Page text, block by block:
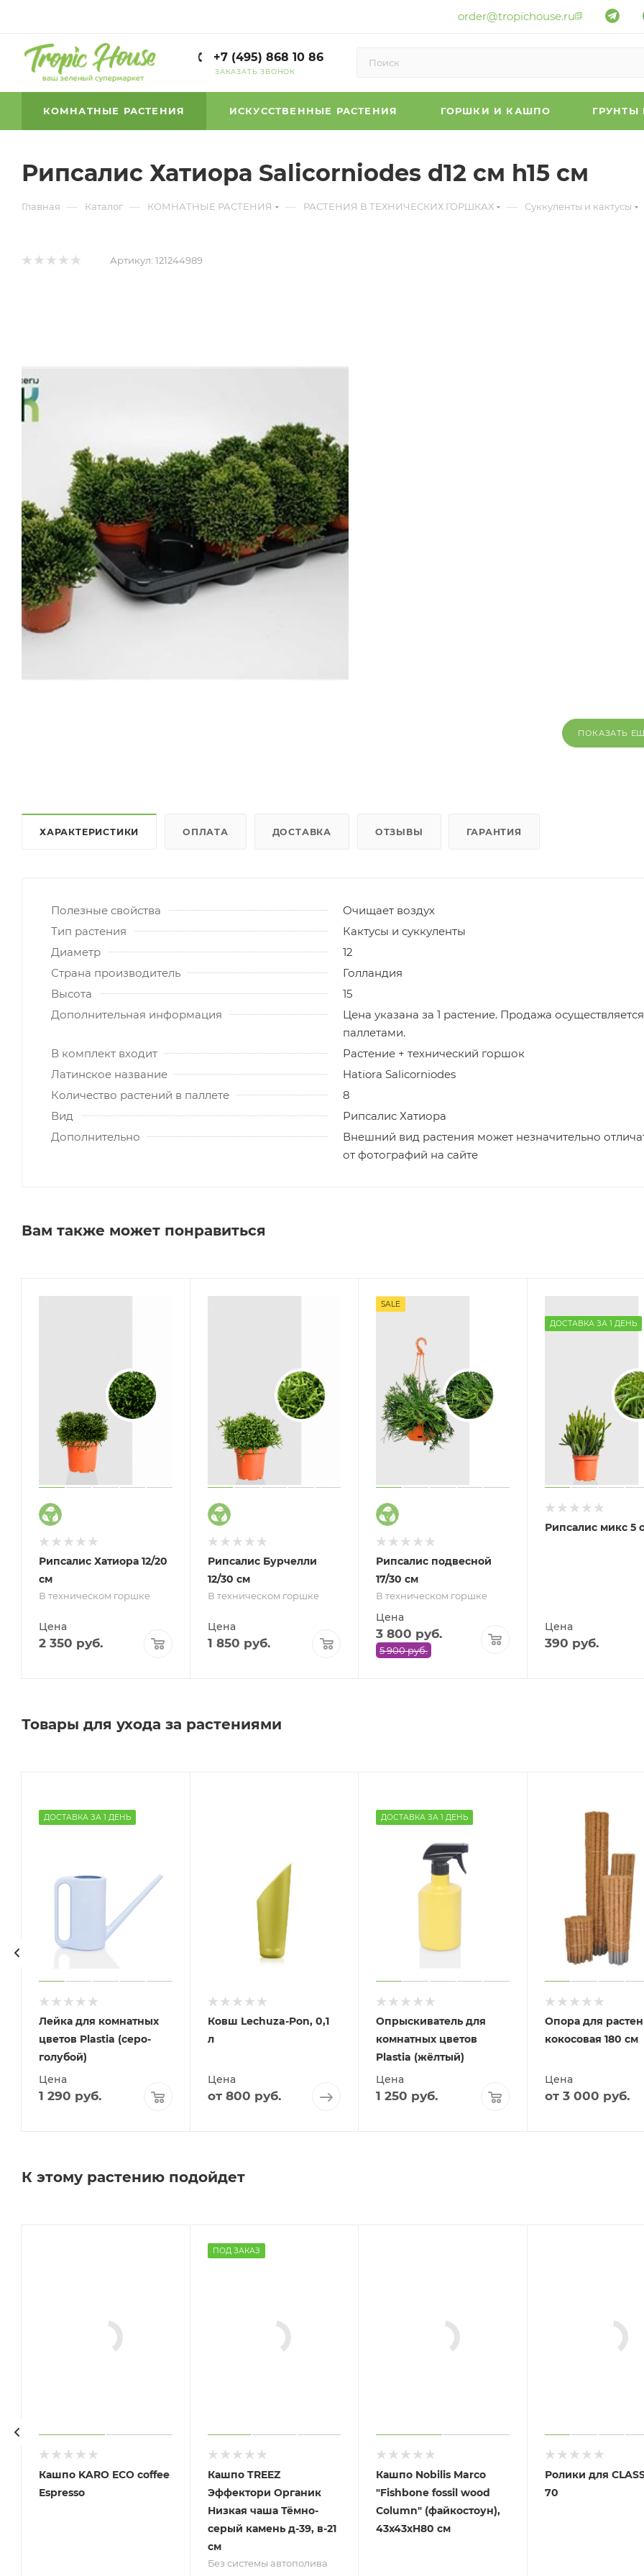
order@tropichouse.ru
+7 (495) 868 10 86
ЗАКАЗАТЬ ЗВОНОК
КОМНАТНЫЕ РАСТЕНИЯ ИСКУССТВЕННЫЕ РАСТЕНИЯ ГОРШКИ И КАШПО ГРУНТЫ
Рипсалис Хатиора Salicorniodes d12 см h15 см
Главная — Каталог — КОМНАТНЫЕ РАСТЕНИЯ — РАСТЕНИЯ В ТЕХНИЧЕСКИХ ГОРШКАХ — Суккуленты и кактусы
Артикул: 121244989
ПОКАЗАТЬ
ХАРАКТЕРИСТИКИ ОПЛАТА ДОСТАВКА ОТЗЫВЫ ГАРАНТИЯ
Полезные свойства
Очищает воздух
Тип растения
Кактусы и суккуленты
Диаметр
12
Страна производитель
Голландия
Высота
15
Дополнительная информация
Цена указана за 1 растение. Продажа осуществляется
паллетами.
В комплект входит
Растение + технический горшок
Латинское название
Hatiora Salicorniodes
Количество растений в паллете
8
Вид
Рипсалис Хатиора
Дополнительно
Внешний вид растения может незначительно
от фотографий на сайте
Вам также может понравиться
Рипсалис Хатиора 12/20
см
В техническом горшке
Цена
2 350 руб.
Рипсалис Бурчелли
12/30 см
В техническом горшке
Цена
1 850 руб.
SALE
Рипсалис подвесной
17/30 см
В техническом горшке
Цена
3 800 руб.
5 900руб.
ДОСТАВКА ЗА 1 ДЕНЬ
Рипсалис микс 5
Цена
390 руб.
Товары для ухода за растениями
ДОСТАВКА ЗА 1 ДЕНЬ
Лейка для комнатных
цветов Plastia (серо-
голубой)
Цена
1 290 руб.
Ковш Lechuza-Pon, 0,1
л
Цена
от 800 руб.
ДОСТАВКА ЗА 1 ДЕНЬ
Опрыскиватель для
комнатных цветов
Plastia (жёлтый)
Цена
1 250 руб.
Опора для
кокосовая 180 см
Цена
от 3 000 руб.
К этому растению подойдет
Кашпо KARO ECO coffee
Espresso
ПОД ЗАКАЗ
Кашпо TREEZ
Эффектори Органик
Низкая чаша Тёмно-
серый камень д-39, в-21
см
Без системы автополива
Кашпо Nobilis Marco
"Fishbone fossil wood
Column" (файкостоун),
43х43хH80 см
Ролики для
70